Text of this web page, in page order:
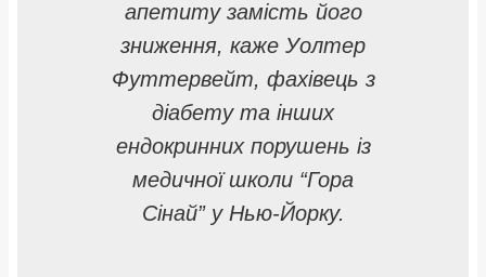
апетиту замість його
зниження, каже Уолтер
Футтервейт, фахівець з
діабету та інших
ендокринних порушень із
медичної школи “Гора
Сінай” у Нью-Йорку.